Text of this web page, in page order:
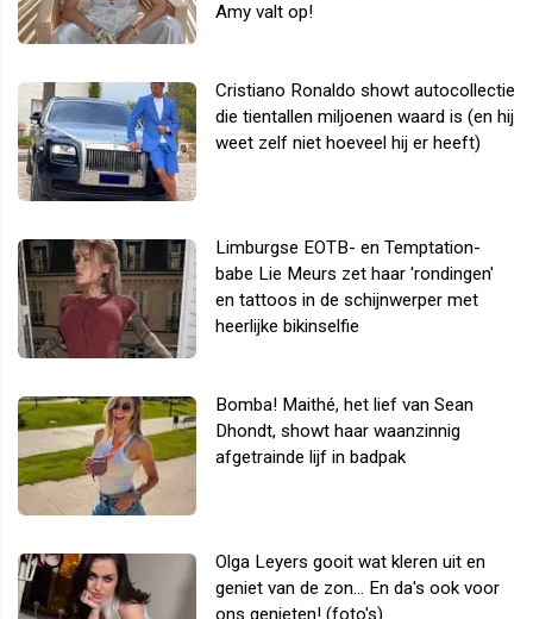
Amy valt op!
Cristiano Ronaldo showt autocollectie
die tientallen miljoenen waard is (en hij
weet zelf niet hoeveel hij er heeft)
Limburgse EOTB- en Temptation-
babe Lie Meurs zet haar 'rondingen'
en tattoos in de schijnwerper met
heerlijke bikinselfie
Bomba! Maithé, het lief van Sean
Dhondt, showt haar waanzinnig
afgetrainde lijf in badpak
Olga Leyers gooit wat kleren uit en
geniet van de zon... En da's ook voor
ons genieten! (foto's)